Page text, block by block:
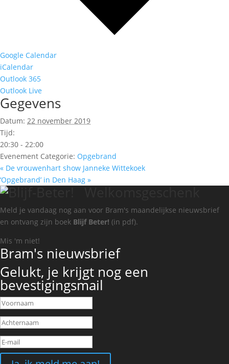
Google Calendar
iCalendar
Outlook 365
Outlook Live
Gegevens
Datum: 22 november 2019
Tijd:
20:30 - 22:00
Evenement Categorie: Opgebrand
« De vrouwenhart show Janneke Wittekoek
‘Opgebrand’ in Den Haag »
Meld je vandaag nog aan voor Bram's maandelijkse nieuwsbrief
en ontvang zijn boek Blijf Beter! (in pdf).
Mis 'm niet!
Bram's nieuwsbrief
Gelukt, je krijgt nog een
bevestigingsmail